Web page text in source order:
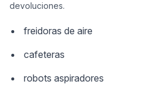
devoluciones.
freidoras de aire
cafeteras
robots aspiradores